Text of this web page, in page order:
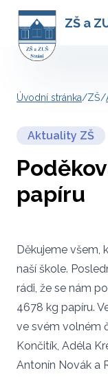
ZŠ a
Úvodní stránka/ZŠ/
Aktuality ZŠ
papíru
Děkujeme všem,
naší škole.
rádi, že se nám
4678 kg papíru.
ve svém volném
Končitík, Adéla
Antonín Novák a